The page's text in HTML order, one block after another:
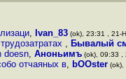
, Ivan_83 (ok), 23:31 , 21-
, Бывалый
doesn, Аноньимъ (ok), 09:33 ,
отчаяных в, bOOster (ok),